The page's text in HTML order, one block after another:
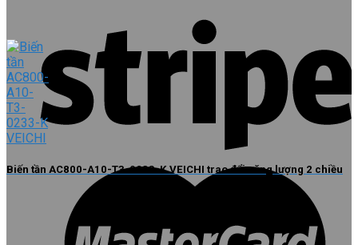
Biến tần AC800-A10-T3-0233-K VEICHI trao đổi năng lượng 2 chiều